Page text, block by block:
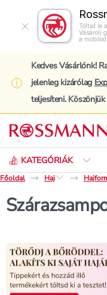
Töltsd le
Vásárolj
a
Kedves Vásárlónk!
jelenleg kizárólag
teljesíteni.
KATEGÓRIÁK
Keresés
Főoldal
Haj